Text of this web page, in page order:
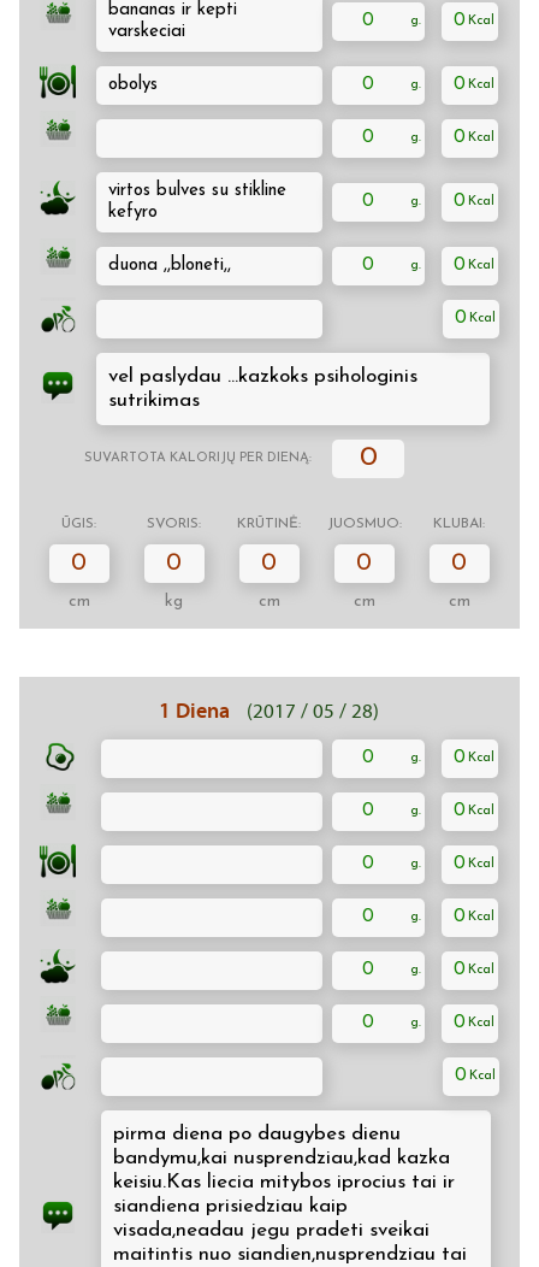
bananas ir kepti
varskeciai
0 0
obolys 0 0
0 0
virtos bulves su stikline
kefyro
0 0
duona ,,bloneti,, 0 0
0
vel paslydau ...kazkoks psihologinis
sutrikimas
SUVARTOTA KALORIJŲ PER DIENĄ: 0
ŪGIS: SVORIS: KRŪTINĖ: JUOSMUO: KLUBAI:
0
cm
0
kg
0
cm
0
cm
0
cm
1 Diena (2017 / 05 / 28)
0 0
0 0
0 0
0 0
0 0
0 0
0
pirma diena po daugybes dienu
bandymu,kai nusprendziau,kad kazka
keisiu.Kas liecia mitybos iprocius tai ir
siandiena prisiedziau kaip
visada,neadau jegu pradeti sveikai
maitintis nuo siandien,nusprendziau tai